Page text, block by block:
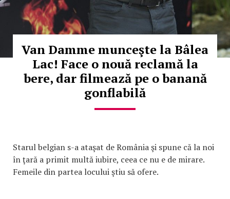
Van Damme munceşte la Bâlea
Lac! Face o nouă reclamă la
bere, dar filmează pe o banană
gonflabilă
Starul belgian s-a ataşat de România şi spune că la noi
în ţară a primit multă iubire, ceea ce nu e de mirare.
Femeile din partea locului ştiu să ofere.